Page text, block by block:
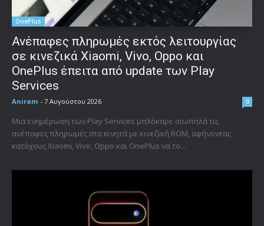
OnePlus
Ανέπαφες πληρωμές εκτός λειτουργίας
σε κινεζικά Xiaomi, Vivo, Oppo και
OnePlus έπειτα από update των Play
Services
Aniram - 7 Αυγούστου 2026 0
Μια ενημέρωση των Play Services μπλόκαρε σιωπηλά τις
ανέπαφες πληρωμές στα κινητά με κινεζική ROM, αφήνοντας
κατόχους Xiaomi, Vivo, Oppo και OnePlus να το...